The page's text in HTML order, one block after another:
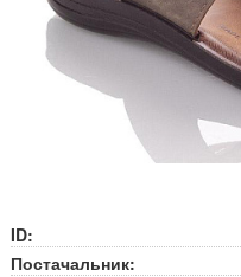
ID:
Постачальник: